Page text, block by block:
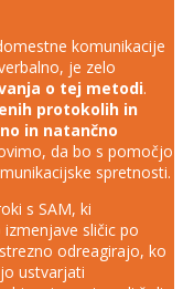
komunikacije
je zelo
o tej metodi.
protokolih in
in natančno
da bo s pomočjo
spretnosti.
s SAM, ki
sličic po
odreagirajo, ko
ustvarjati